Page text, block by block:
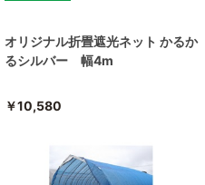
オリジナル折畳遮光ネット かるか
るシルバー 幅4m
￥10,580